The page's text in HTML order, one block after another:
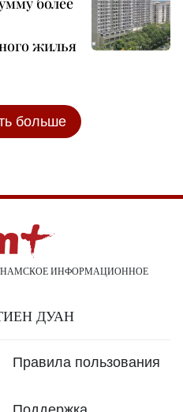
жилья
больше
ИНФОРМАЦИОННОЕ
ТИЕН ДУАН
Правила пользования